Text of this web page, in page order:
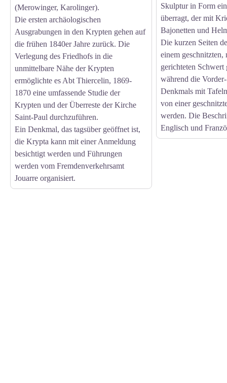
(Merowinger, Karolinger).
Die ersten archäologischen
Ausgrabungen in den Krypten gehen auf
die frühen 1840er Jahre zurück. Die
Verlegung des Friedhofs in die
unmittelbare Nähe der Krypten
ermöglichte es Abt Thiercelin, 1869-
1870 eine umfassende Studie der
Krypten und der Überreste der Kirche
Saint-Paul durchzuführen.
Ein Denkmal, das tagsüber geöffnet ist,
die Krypta kann mit einer Anmeldung
besichtigt werden und Führungen
werden vom Fremdenverkehrsamt
Jouarre organisiert.
Skulptur in Form
überragt, der mit
Bajonetten und
Die kurzen Seiten
einem geschnitzten,
gerichteten Schwert
während die
Denkmals mit
von einer
werden. Die
Englisch und